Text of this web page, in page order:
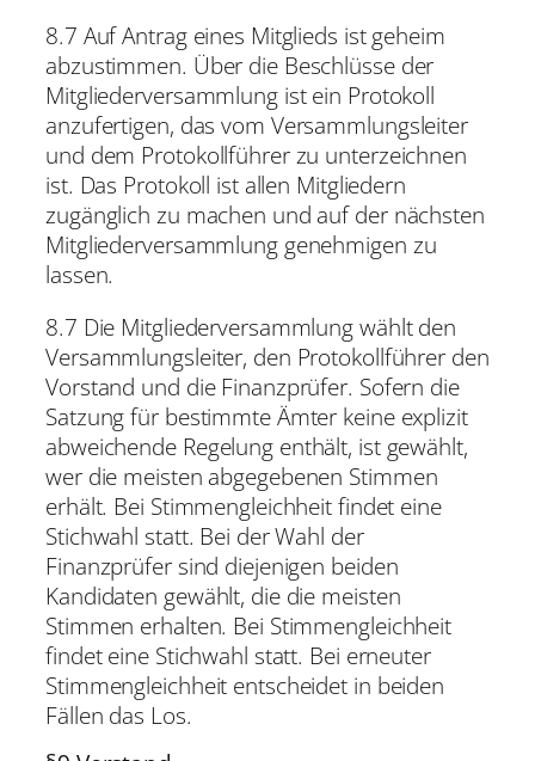
8.7 Auf Antrag eines Mitglieds ist geheim
abzustimmen. Über die Beschlüsse der
Mitgliederversammlung ist ein Protokoll
anzufertigen, das vom Versammlungsleiter
und dem Protokollführer zu unterzeichnen
ist. Das Protokoll ist allen Mitgliedern
zugänglich zu machen und auf der nächsten
Mitgliederversammlung genehmigen zu
lassen.
8.7 Die Mitgliederversammlung wählt den
Versammlungsleiter, den Protokollführer den
Vorstand und die Finanzprüfer. Sofern die
Satzung für bestimmte Ämter keine explizit
abweichende Regelung enthält, ist gewählt,
wer die meisten abgegebenen Stimmen
erhält. Bei Stimmengleichheit findet eine
Stichwahl statt. Bei der Wahl der
Finanzprüfer sind diejenigen beiden
Kandidaten gewählt, die die meisten
Stimmen erhalten. Bei Stimmengleichheit
findet eine Stichwahl statt. Bei erneuter
Stimmengleichheit entscheidet in beiden
Fällen das Los.